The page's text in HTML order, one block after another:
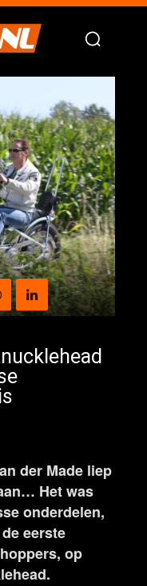
der Made liep
Het was
onderdelen,
eerste
op